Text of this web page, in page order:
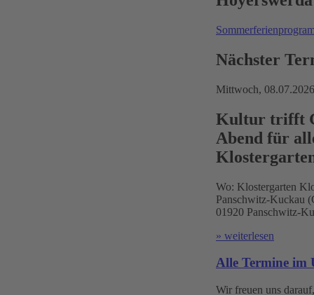
Nächster
Mittwoch, 08.07.2026
Kultur trifft
Abend für
Wo: Klostergarten
Panschwitz-Kuckau
01920 Panschwitz-
» weiterlesen
Alle Termine im
Wir freuen uns